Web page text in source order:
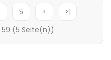
5 >
>|
59 (5 Seite(n))